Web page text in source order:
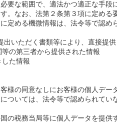
な範囲で、適法かつ適正な手段
。なお、法第２条第３項に定める
定める機微情報は、法令等で認め
いただく書類等により、直接提
の第三者から提供された情報
た情報
の同意なしにお客様の個人デー
ついては、法令等で認められてい
税務当局等に個人データを提供